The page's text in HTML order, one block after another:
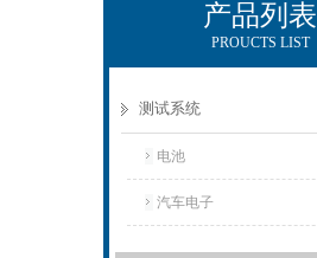
产品列表
PROUCTS LIST
测试系统
电池
汽车电子